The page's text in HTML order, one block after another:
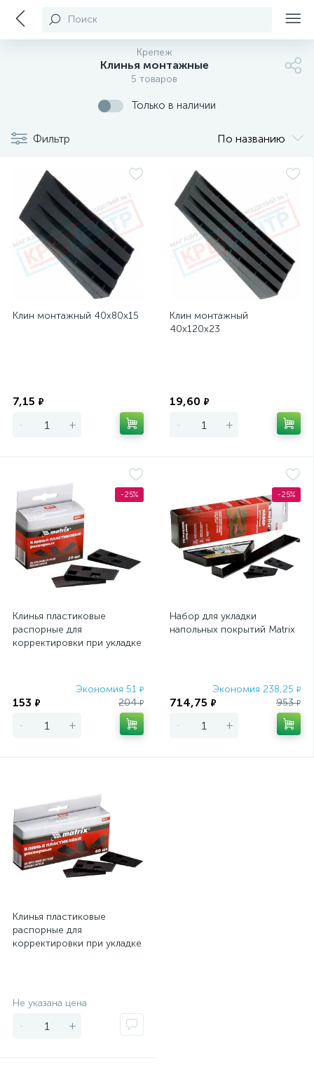
Поиск
Крепеж
Клинья монтажные
5 товаров
Только в наличии
Фильтр По названию
Клин монтажный 40х80х15
7,15 ₽
- +
Клин монтажный
40х120х23
19,60 ₽
- +
-25%
Клинья пластиковые
распорные для
корректировки при укладке
Экономия 51 ₽
153 ₽ 204₽
- +
-25%
Набор для укладки
напольных покрытий Matrix
Экономия 238,25 ₽
714,75 ₽ 953₽
- +
Клинья пластиковые
распорные для
корректировки при укладке
Не указана цена
- +